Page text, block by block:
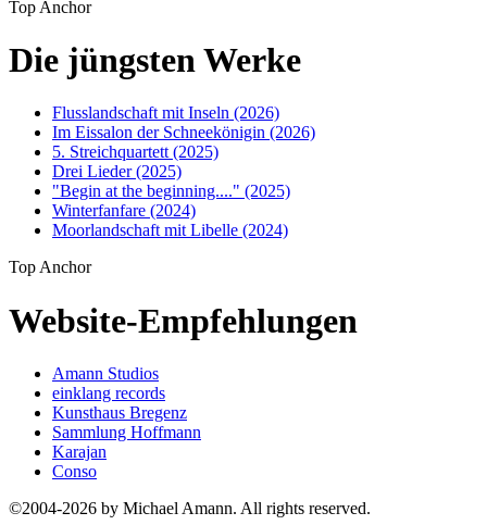
Top Anchor
Die jüngsten Werke
Flusslandschaft mit Inseln (2026)
Im Eissalon der Schneekönigin (2026)
5. Streichquartett (2025)
Drei Lieder (2025)
"Begin at the beginning...." (2025)
Winterfanfare (2024)
Moorlandschaft mit Libelle (2024)
Top Anchor
Website-Empfehlungen
Amann Studios
einklang records
Kunsthaus Bregenz
Sammlung Hoffmann
Karajan
Conso
©2004-2026 by Michael Amann. All rights reserved.